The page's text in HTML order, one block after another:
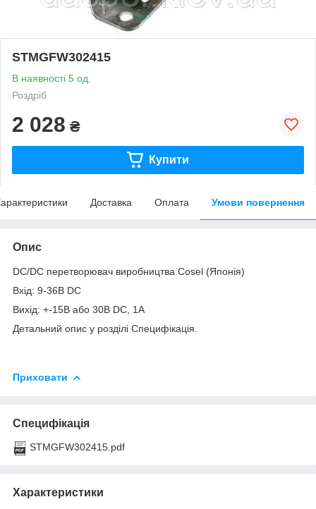
STMGFW302415
В наявності 5 од.
Роздріб
2 028 ₴
Купити
Доставка Оплата Умови повернення
Опис
DC/DC перетворювач виробництва Cosel (Японія)
Вхід: 9-36В DC
Вихід: +-15В або 30В DC, 1A
Детальний опис у розділі Специфікація.
Приховати
Специфікація
STMGFW302415.pdf
Характеристики